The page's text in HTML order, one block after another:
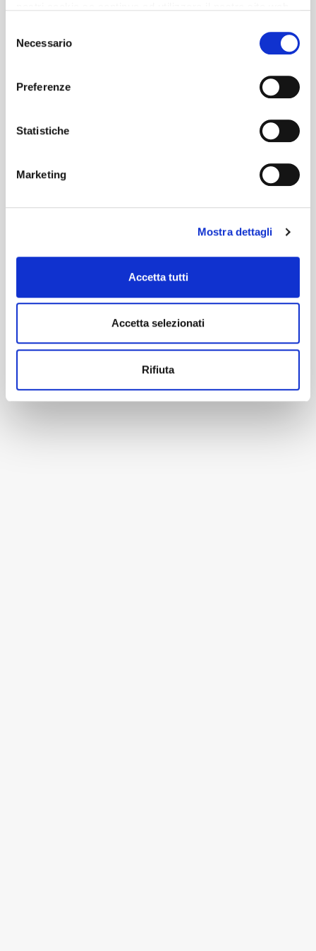
delNecessario
Preferenze
Statistiche
Marketing
Mostra dettagli
Accetta tutti
Accetta selezionati
Rifiuta